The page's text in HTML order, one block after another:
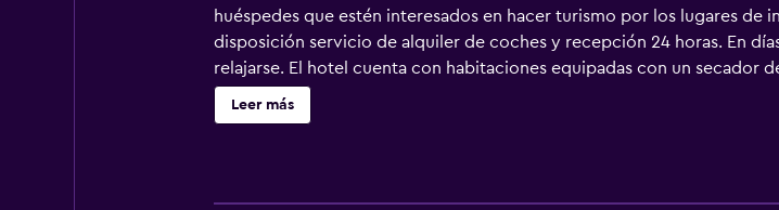
huéspedes que estén interesados en hacer turismo por los lugares de
disposición servicio de alquiler de coches y recepción 24 horas. En
relajarse. El hotel cuenta con habitaciones equipadas con un secador
asegurarte una estancia cómoda. Hotel Ostrawa ofrece una cafeteria
zona de alrededores. En las inmediaciones también hay una variada
Leer más